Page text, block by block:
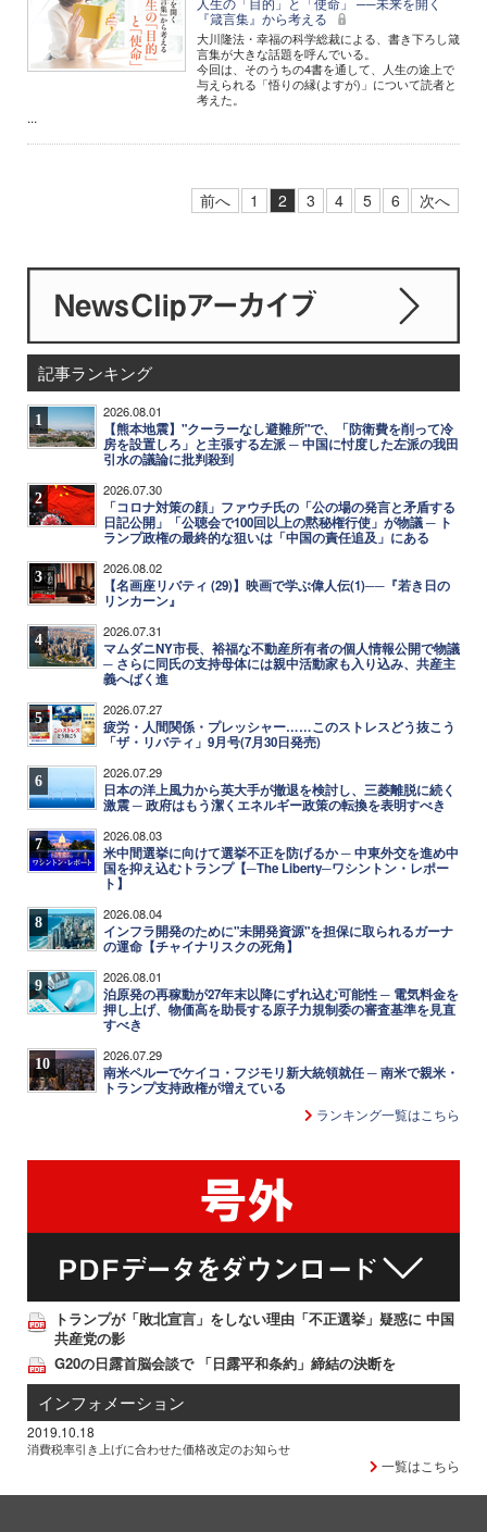
『箴言集』から考える
大川隆法・幸福の科学総裁による、書き下ろし箴
言集が大きな話題を呼んでいる。
今回は、そのうちの4書を通して、人生の途上で
与えられる「悟りの縁(よすが)」について読者と
考えた。
...
前へ 1 2 3 4 5 6 次へ
記事ランキング
1 2026.08.01
【熊本地震】"クーラーなし避難所"で、「防衛費を削って冷
房を設置しろ」と主張する左派 ─ 中国に忖度した左派の我田
引水の議論に批判殺到
2 2026.07.30
「コロナ対策の顔」ファウチ氏の「公の場の発言と矛盾する
日記公開」「公聴会で100回以上の黙秘権行使」が物議 ─ ト
ランプ政権の最終的な狙いは「中国の責任追及」にある
3 2026.08.02
【名画座リバティ (29)】映画で学ぶ偉人伝(1)──『若き日の
リンカーン』
4 2026.07.31
マムダニNY市長、裕福な不動産所有者の個人情報公開で物議
─ さらに同氏の支持母体には親中活動家も入り込み、共産主
義へばく進
5 2026.07.27
疲労・人間関係・プレッシャー……このストレスどう抜こう
「ザ・リバティ」9月号(7月30日発売)
6 2026.07.29
日本の洋上風力から英大手が撤退を検討し、三菱離脱に続く
激震 ─ 政府はもう潔くエネルギー政策の転換を表明すべき
7 2026.08.03
米中間選挙に向けて選挙不正を防げるか ─ 中東外交を進め中
国を抑え込むトランプ【─The Liberty─ワシントン・レポー
ト】
8 2026.08.04
インフラ開発のために"未開発資源"を担保に取られるガーナ
の運命【チャイナリスクの死角】
9 2026.08.01
泊原発の再稼動が27年末以降にずれ込む可能性 ─ 電気料金を
押し上げ、物価高を助長する原子力規制委の審査基準を見直
すべき
10 2026.07.29
南米ペルーでケイコ・フジモリ新大統領就任 ─ 南米で親米・
トランプ支持政権が増えている
ランキング一覧はこちら
トランプが「敗北宣言」をしない理由「不正選挙」疑惑に 中国
共産党の影
G20の日露首脳会談で 「日露平和条約」締結の決断を
インフォメーション
2019.10.18
消費税率引き上げに合わせた価格改定のお知らせ
一覧はこちら